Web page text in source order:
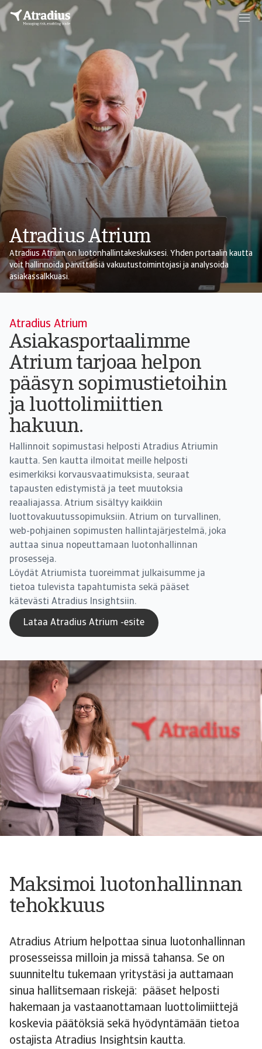
Atradius Atrium
Atradius Atrium on luotonhallintakeskuksesi. Yhden portaalin kautta
voit hallinnoida päivittäisiä vakuutustoimintojasi ja analysoida
asiakassalkkuasi.
Atradius Atrium
Asiakasportaalimme
Atrium tarjoaa helpon
pääsyn sopimustietoihin
ja luottolimiittien
hakuun.
Hallinnoit sopimustasi helposti Atradius Atriumin
kautta. Sen kautta ilmoitat meille helposti
esimerkiksi korvausvaatimuksista, seuraat
tapausten edistymistä ja teet muutoksia
reaaliajassa. Atrium sisältyy kaikkiin
luottovakuutussopimuksiin. Atrium on turvallinen,
web-pohjainen sopimusten hallintajärjestelmä, joka
auttaa sinua nopeuttamaan luotonhallinnan
prosesseja.
Löydät Atriumista tuoreimmat julkaisumme ja
tietoa tulevista tapahtumista sekä pääset
kätevästi Atradius Insightsiin.
Lataa Atradius Atrium -esite
Maksimoi luotonhallinnan
tehokkuus
Atradius Atrium helpottaa sinua luotonhallinnan
prosesseissa milloin ja missä tahansa. Se on
suunniteltu tukemaan yritystäsi ja auttamaan
sinua hallitsemaan riskejä: pääset helposti
hakemaan ja vastaanottamaan luottolimiittejä
koskevia päätöksiä sekä hyödyntämään tietoa
ostajista Atradius Insightsin kautta.